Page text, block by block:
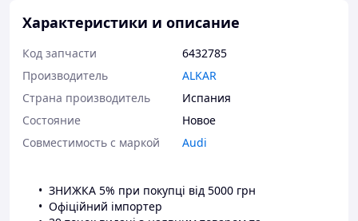
Характеристики и описание
Код запчасти
6432785
Производитель
ALKAR
Страна производитель
Испания
Состояние
Новое
Совместимость с маркой
Audi
ЗНИЖКА 5% при покупці від 5000 грн
Офіційний імпортер